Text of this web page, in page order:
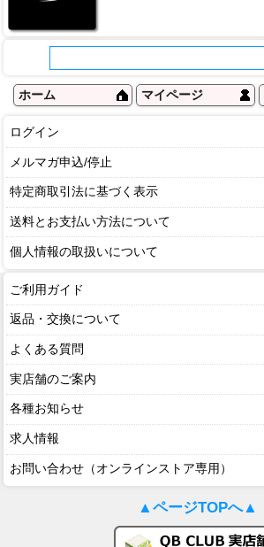
ホーム マイページ
ログイン
メルマガ申込/停止
特定商取引法に基づく表示
送料とお支払い方法について
個人情報の取扱いについて
ご利用ガイド
返品・交換について
よくある質問
実店舗のご案内
各種お知らせ
求人情報
お問い合わせ（オンラインストア専用）
▲ページTOPへ▲